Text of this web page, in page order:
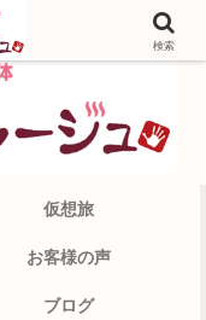
仮想旅
お客様の声
ブログ
検索